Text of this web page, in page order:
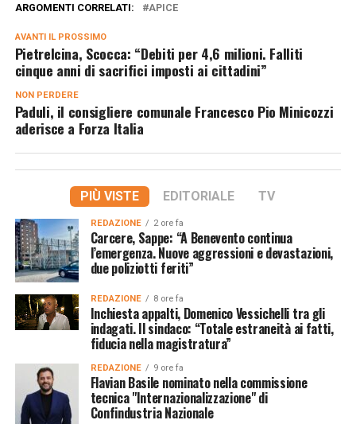
ARGOMENTI CORRELATI: APICE
AVANTI IL ​​PROSSIMO
Pietrelcina, Scocca: “Debiti per 4,6 milioni. Falliti
cinque anni di sacrifici imposti ai cittadini”
NON PERDERE
Paduli, il consigliere comunale Francesco Pio Minicozzi
aderisce a Forza Italia
PIÙ VISTE EDITORIALE TV
REDAZIONE 2 ore fa
Carcere, Sappe: “A Benevento continua
l’emergenza. Nuove aggressioni e devastazioni,
due poliziotti feriti”
REDAZIONE 8 ore fa
Inchiesta appalti, Domenico Vessichelli tra gli
indagati. Il sindaco: “Totale estraneità ai fatti,
fiducia nella magistratura”
REDAZIONE 9 ore fa
Flavian Basile nominato nella commissione
tecnica "Internazionalizzazione" di
Confindustria Nazionale